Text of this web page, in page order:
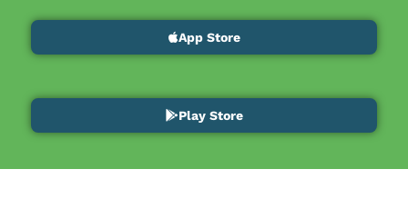
App Store
Play Store